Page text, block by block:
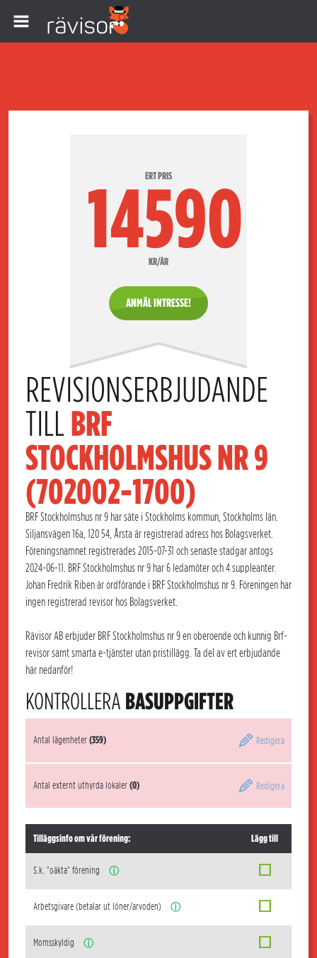
ERT PRIS
14590
KR/ÅR
ANMÄL INTRESSE!
REVISIONSERBJUDANDE
TILL BRF
STOCKHOLMSHUS NR 9
(702002-1700)
BRF Stockholmshus nr 9 har säte i Stockholms kommun, Stockholms län.
Siljansvägen 16a, 120 54, Årsta är registrerad adress hos Bolagsverket.
Föreningsnamnet registrerades 2015-07-31 och senaste stadgar antogs
2024-06-11. BRF Stockholmshus nr 9 har 6 ledamöter och 4 suppleanter.
Johan Fredrik Riben är ordförande i BRF Stockholmshus nr 9. Föreningen har
ingen registrerad revisor hos Bolagsverket.
Rävisor AB erbjuder BRF Stockholmshus nr 9 en oberoende och kunnig Brf-
revisor samt smarta e-tjänster utan pristillägg. Ta del av ert erbjudande
här nedanför!
KONTROLLERA BASUPPGIFTER
Antal lägenheter(359) Redigera
Antal externt uthyrda lokaler(0) Redigera
Tilläggsinfo om vår förening: Lägg till
S.k. "oäkta" förening ⓘ
Arbetsgivare (betalar ut löner/arvoden) ⓘ
Momsskyldig ⓘ